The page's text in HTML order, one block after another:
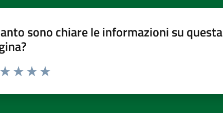
sono chiare le informazioni su questa
da 1 a 5 stelle la pagina